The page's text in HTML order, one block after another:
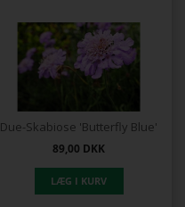
Due-Skabiose 'Butterfly Blue'
89,00 DKK